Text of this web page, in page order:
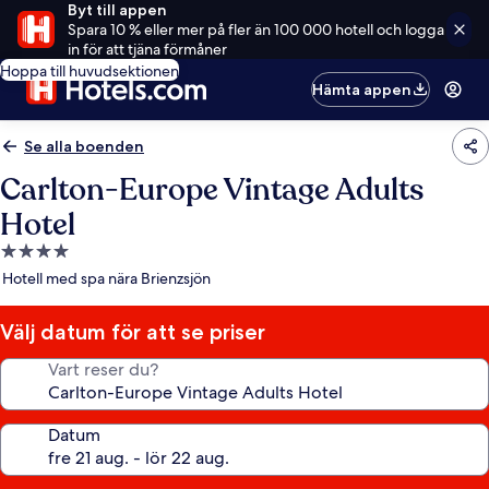
Byt till appen
Spara 10 % eller mer på fler än 100 000 hotell och logga
in för att tjäna förmåner
Hoppa till huvudsektionen
Hämta appen
Se alla boenden
Carlton-Europe Vintage Adults
Hotel
4.0-
stjärnigt
Hotell med spa nära Brienzsjön
Välj datum för att se priser
Vart reser du?
Datum